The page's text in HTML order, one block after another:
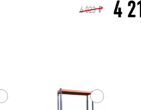
6 023 ₽ 4